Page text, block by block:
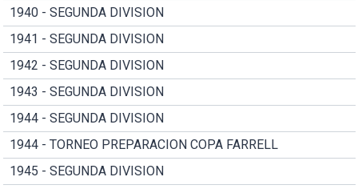
1940 - SEGUNDA DIVISION
1941 - SEGUNDA DIVISION
1942 - SEGUNDA DIVISION
1943 - SEGUNDA DIVISION
1944 - SEGUNDA DIVISION
1944 - TORNEO PREPARACION COPA FARRELL
1945 - SEGUNDA DIVISION